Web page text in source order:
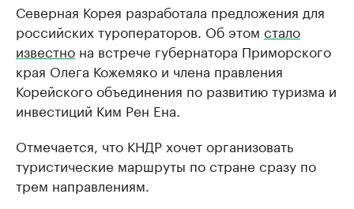
Северная Корея разработала предложения для
российских туроператоров. Об этом стало
известно на встрече губернатора Приморского
края Олега Кожемяко и члена правления
Корейского объединения по развитию туризма и
инвестиций Ким Рен Ена.
Отмечается, что КНДР хочет организовать
туристические маршруты по стране сразу по
трем направлениям.